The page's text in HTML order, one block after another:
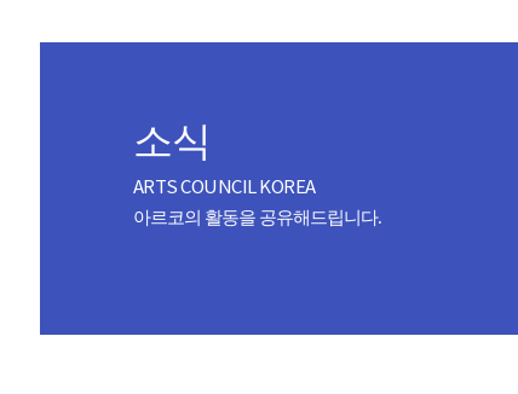
소식
ARTS COUNCIL KOREA
아르코의 활동을 공유해드립니다.